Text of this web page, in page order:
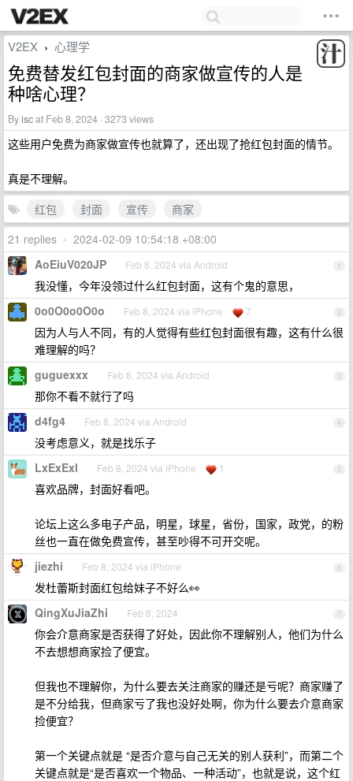
V2EX › 心理学
免费替发红包封面的商家做宣传的人是
种啥心理？
Byiscat Feb 8, 2024 · 3273 views
这些用户免费为商家做宣传也就算了，还出现了抢红包封面的情节。
真是不理解。
红包
封面 宣传
商家
21 replies • 2024-02-09 10:54:18 +08:00
1
AoEiuV020JP Feb 8, 2024 via Android
我没懂，今年没领过什么红包封面，这有个鬼的意思，
2
0o0O0o0O0o Feb 8, 2024 via iPhone 7
因为人与人不同，有的人觉得有些红包封面很有趣，这有什么很
难理解的吗？
3
guguexxx Feb 8, 2024 via Android
那你不看不就行了吗
4
d4fg4 Feb 8, 2024 via Android
没考虑意义，就是找乐子
5
LxExExl Feb 8, 2024 via iPhone 1
喜欢品牌，封面好看吧。
论坛上这么多电子产品，明星，球星，省份，国家，政党，的粉
丝也一直在做免费宣传，甚至吵得不可开交呢。
6
jiezhi Feb 8, 2024 via iPhone
发杜蕾斯封面红包给妹子不好么👀
7
QingXuJiaZhi Feb 8, 2024
你会介意商家是否获得了好处，因此你不理解别人，他们为什么
不去想想商家捡了便宜。
但我也不理解你，为什么要去关注商家的赚还是亏呢？商家赚了
是不分给我，但商家亏了我也没好处啊，你为什么要去介意商家
捡便宜？
第一个关键点就是 “是否介意与自己无关的别人获利”，而第二个
关键点就是“是否喜欢一个物品、一种活动”，也就是说，这个红